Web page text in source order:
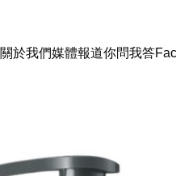
關於我們媒體報道你問我答